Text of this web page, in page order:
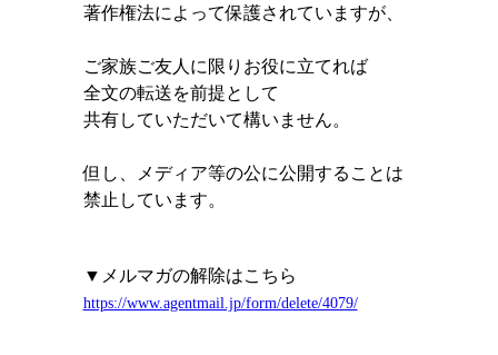
著作権法によって保護されていますが、
ご家族ご友人に限りお役に立てれば
全文の転送を前提として
共有していただいて構いません。
但し、メディア等の公に公開することは
禁止しています。
▼メルマガの解除はこちら
https://www.agentmail.jp/form/delete/4079/